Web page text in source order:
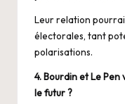
Leur relation
électorales, tant
polarisations.
4. Bourdin et Le Pen
le futur ?